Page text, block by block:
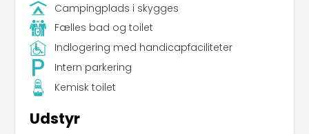
Campingplads i skygges
Fælles bad og toilet
Indlogering med handicapfaciliteter
Intern parkering
Kemisk toilet
Udstyr